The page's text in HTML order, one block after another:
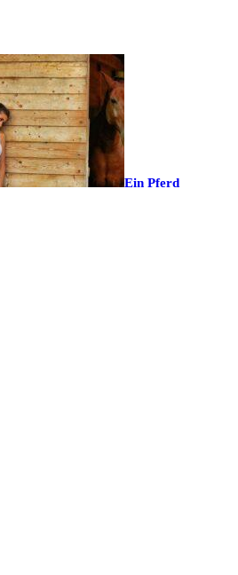
Ein Pferd